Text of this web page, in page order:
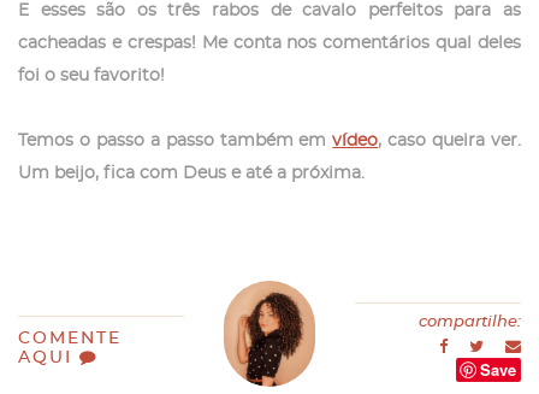
E esses são os três rabos de cavalo perfeitos para as
cacheadas e crespas! Me conta nos comentários qual deles
foi o seu favorito!
Temos o passo a passo também emvídeo, caso queira ver.
Um beijo, fica com Deus e até a próxima.
COMENTE
AQUI
compartilhe:
Save